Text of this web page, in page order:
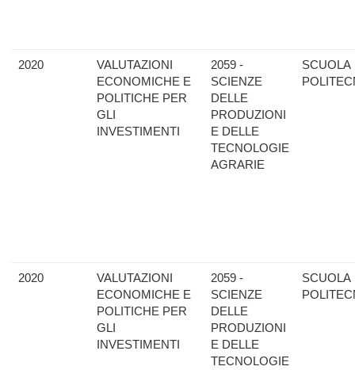
2020
VALUTAZIONI
ECONOMICHE E
POLITICHE PER
GLI
INVESTIMENTI
2059 -
SCIENZE
DELLE
PRODUZIONI
E DELLE
TECNOLOGIE
AGRARIE
SCUOLA
2020
VALUTAZIONI
ECONOMICHE E
POLITICHE PER
GLI
INVESTIMENTI
2059 -
SCIENZE
DELLE
PRODUZIONI
E DELLE
TECNOLOGIE
SCUOLA